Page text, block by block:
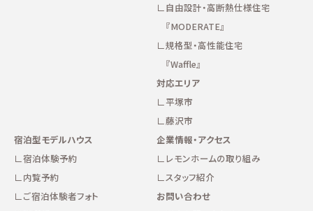
自由設計・高断熱仕様住宅
『MODERATE』
規格型・高性能住宅
『Waffle』
対応エリア
平塚市
藤沢市
宿泊型モデルハウス
宿泊体験予約
内覧予約
ご宿泊体験者フォト
企業情報・アクセス
レモンホームの取り組み
スタッフ紹介
お問い合わせ